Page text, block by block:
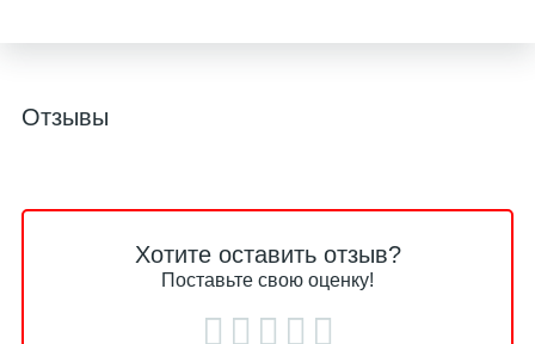
Отзывы
Хотите оставить отзыв?
Поставьте свою оценку!